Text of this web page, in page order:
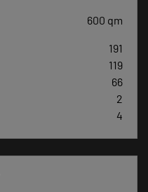
600 qm
191
119
66
2
4